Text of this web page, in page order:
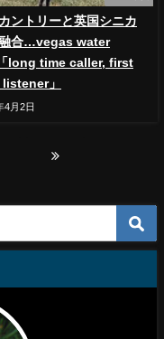
ントリーと英国シニカ
合…vegas water
long time caller, first
」
4月2日